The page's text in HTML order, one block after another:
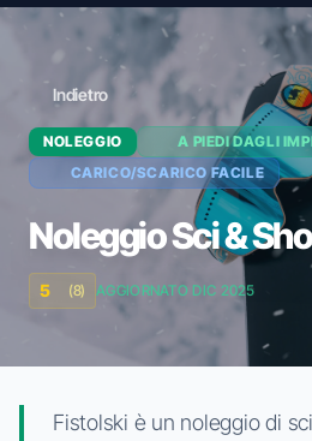
Indietro
NOLEGGIO
A PIEDI DAGLI
CARICO/SCARICO FACILE
Noleggio Sci &
5 (8) AGGIORNATO DIC 2025
Fistolski è un noleggio di